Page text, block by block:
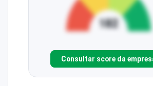
Consultar score da